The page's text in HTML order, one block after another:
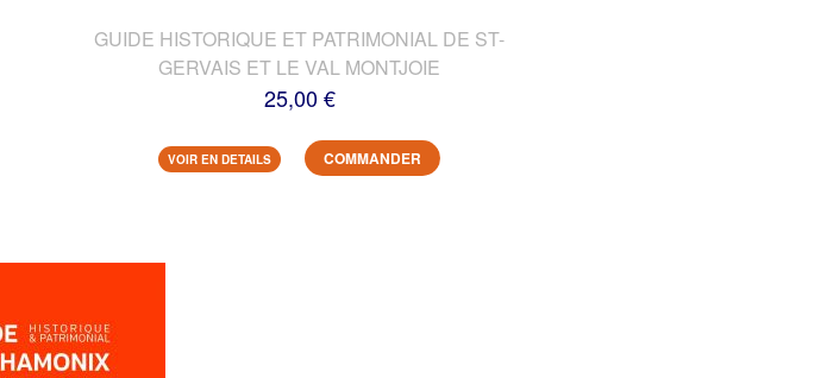
GUIDE HISTORIQUE ET PATRIMONIAL DE ST-
GERVAIS ET LE VAL MONTJOIE
25,00 €
VOIR EN DETAILS COMMANDER